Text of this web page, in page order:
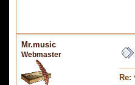
Mr.music
Webmaster